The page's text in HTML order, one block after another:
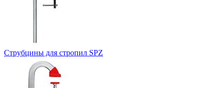
Струбцины для стропил SPZ